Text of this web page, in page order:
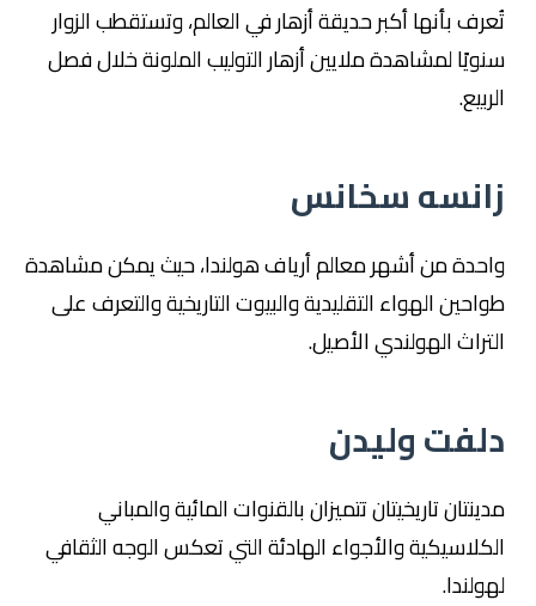
تُعرف بأنها أكبر حديقة أزهار في العالم، وتستقطب الزوار
سنويًا لمشاهدة ملايين أزهار التوليب الملونة خلال فصل
الربيع.
زانسه سخانس
واحدة من أشهر معالم أرياف هولندا، حيث يمكن مشاهدة
طواحين الهواء التقليدية والبيوت التاريخية والتعرف على
التراث الهولندي الأصيل.
دلفت وليدن
مدينتان تاريخيتان تتميزان بالقنوات المائية والمباني
الكلاسيكية والأجواء الهادئة التي تعكس الوجه الثقافي
لهولندا.